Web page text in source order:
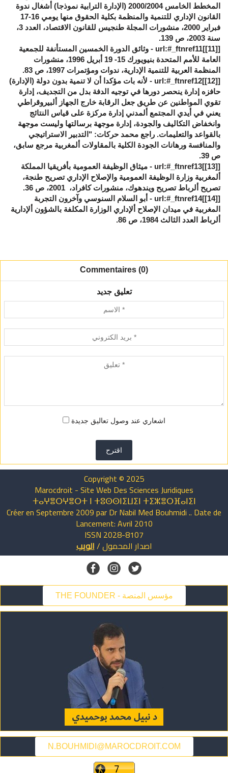
المخطط الخامس 2000/2004 (الإدارة الترابية نموذجا) أشغال ندوة
القانون الإداري للتنمية والمنظمة بكلية الحقوق منها يومي 16-17
فبراير 2000، منشورات المجلة طنجيس للقانون الاقتصاد، العدد 3،
سنة 2003، ص 139.
[
[11]
]url:#_ftnref11 - وثائق الدورة الخمسين المستأنفة للجمعية
العامة للأمم المتحدة بنيويورك 15- 19 أبريل 1996، منشورات
المنظمة العربية للتنمية الإدارية، ندوات ومؤتمرات 1997، ص 83.
[
[12]
]url:#_ftnref12 - لأنه بات مؤكدا أن لا تنمية بدون دولة (الإدارة)
حافزه إدارة ينحصر دورها في توجيه الدفة بدل من التجديف، إدارة
تقوي المواطنين عن طريق جعل الرقابة خارج الجهاز ألبيروقراطي
يعني في أيدي المجتمع ألمدني إدارة مركزة على قياس النتائج
وانخفاض التكاليف والجودة، إدارة موجهة برسالتها وليست موجهة
بالقواعد والتعليمات. راجع محمد حركات: "التدبير الاستراتيجي
والمنافسة ورهانات الجودة الكلية بالمقاولات ألمغربية مرجع سابق،
ص 39.
[
[13]
]url:#_ftnref13 - ميثاق الوظيفة العمومية بأفريقيا المملكة
ألمغربية وزارة الوظيفة العمومية والإصلاح الإداري تصريح طنجة،
تصريح ألرباط تصريح ويندهوك، منشورات كافراد، 2001، ص 36.
[
[14]
]url:#_ftnref14 - أبو السلام السنوسي وآخرون التجربة
المغربية في ميدان الإصلاح ألإداري الوزارة المكلفة بالشؤون ألإدارية
ألرباط العدد الثالث 1984، ص 86.
Commentaires (0)
تعليق جديد
اشعاري عند وصول تعاليق جديدة
اقترح
Copyright © 2025
Marocdroit - Site Web Des Sciences Juridiques
ⵜⴰⵖⴻⵔⵖⴻⵔⵜ ⵏ ⵜⵓⵙⵙⵏⵉⵡⵉⵏ ⵜⵉⵣⴻⵔⴼⴰⵏⵉⵏ
Créer en Septembre 2009 par Dr Nabil Med Bouhmidi .. Date de
Lancement: Avril 2010
ISSN 2028-8107
اصدار المحمول/الويب
THE FOUNDER - مؤسس المنصة
N.BOUHMIDI@MAROCDROIT.COM